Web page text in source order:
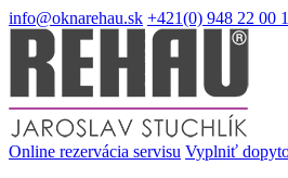
info@oknarehau.sk +421(0) 948 22 00
Online rezervácia servisu Vyplniť